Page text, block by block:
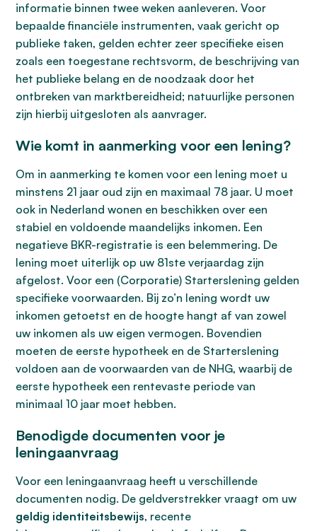
informatie binnen twee weken aanleveren. Voor
bepaalde financiële instrumenten, vaak gericht op
publieke taken, gelden echter zeer specifieke eisen
zoals een toegestane rechtsvorm, de beschrijving van
het publieke belang en de noodzaak door het
ontbreken van marktbereidheid; natuurlijke personen
zijn hierbij uitgesloten als aanvrager.
Wie komt in aanmerking voor een lening?
Om in aanmerking te komen voor een lening moet u
minstens 21 jaar oud zijn en maximaal 78 jaar. U moet
ook in Nederland wonen en beschikken over een
stabiel en voldoende maandelijks inkomen. Een
negatieve BKR-registratie is een belemmering. De
lening moet uiterlijk op uw 81ste verjaardag zijn
afgelost. Voor een (Corporatie) Starterslening gelden
specifieke voorwaarden. Bij zo’n lening wordt uw
inkomen getoetst en de hoogte hangt af van zowel
uw inkomen als uw eigen vermogen. Bovendien
moeten de eerste hypotheek en de Starterslening
voldoen aan de voorwaarden van de NHG, waarbij de
eerste hypotheek een rentevaste periode van
minimaal 10 jaar moet hebben.
Benodigde documenten voor je
leningaanvraag
Voor een leningaanvraag heeft u verschillende
documenten nodig. De geldverstrekker vraagt om uw
geldig identiteitsbewijs, recente